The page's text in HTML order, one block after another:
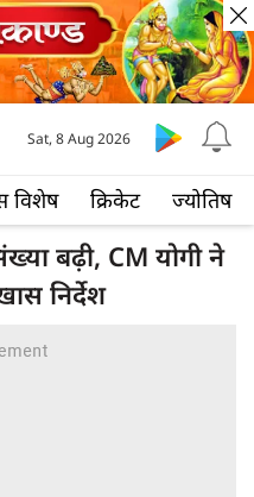
विशेष क्रिकेट ज्योतिष
Sat, 8 Aug 2026
बढ़ी, CM योगी ने
निर्देश